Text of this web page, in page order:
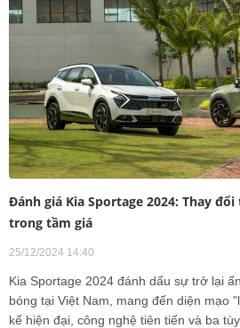
Đánh giá Kia Sportage 2024: Thay
trong tầm giá
25/12/2024 14:40
Kia Sportage 2024 đánh dấu sự trở lại
bóng tại Việt Nam, mang đến diện mạo
kế hiện đại, công nghệ tiên tiến và ba